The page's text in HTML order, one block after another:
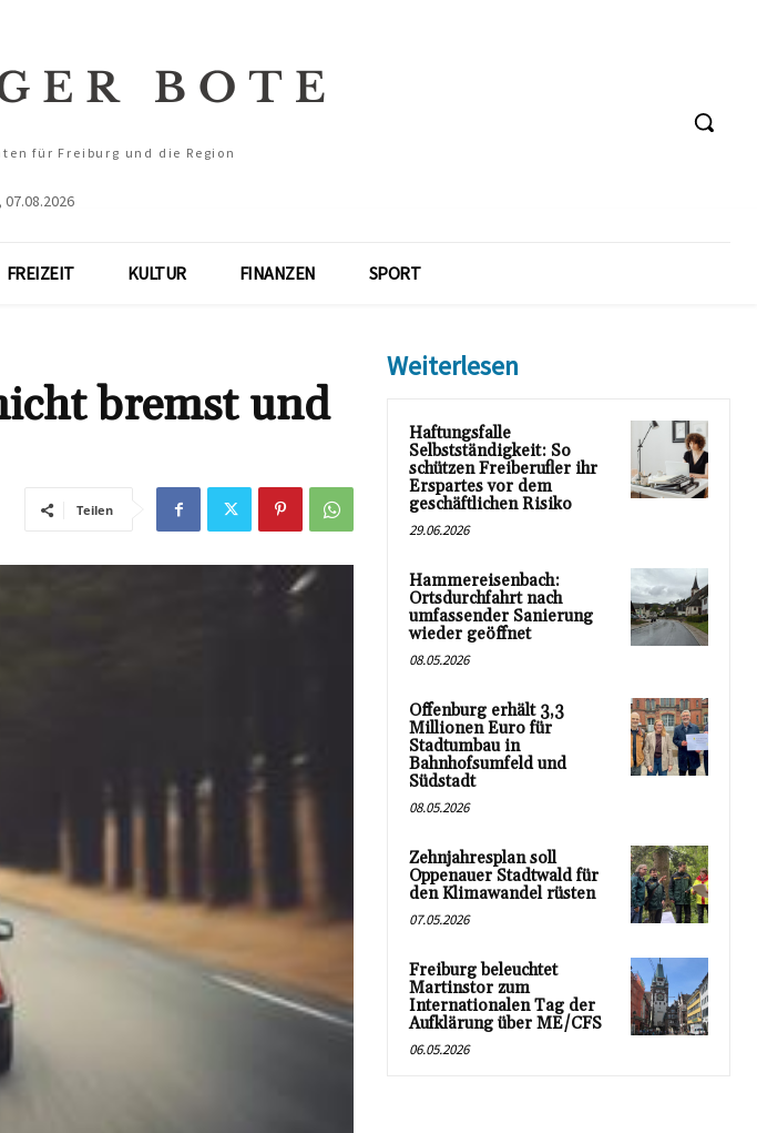
für Freiburg und die Region
FREIZEIT KULTUR FINANZEN SPORT
bremst und
Teilen
Weiterlesen
Haftungsfalle
Selbstständigkeit: So
schützen Freiberufler ihr
Erspartes vor dem
geschäftlichen Risiko
29.06.2026
Hammereisenbach:
Ortsdurchfahrt nach
umfassender Sanierung
wieder geöffnet
08.05.2026
Offenburg erhält 3,3
Millionen Euro für
Stadtumbau in
Bahnhofsumfeld und
Südstadt
08.05.2026
Zehnjahresplan soll
Oppenauer Stadtwald für
den Klimawandel rüsten
07.05.2026
Freiburg beleuchtet
Martinstor zum
Internationalen Tag der
Aufklärung über ME/CFS
06.05.2026